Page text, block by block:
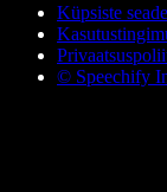
Küpsiste
© Speechify